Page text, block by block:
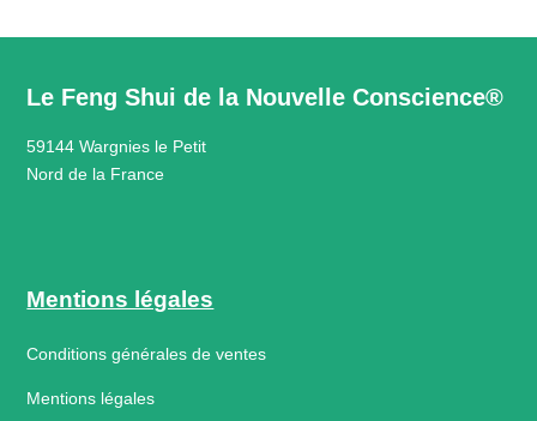
Le Feng Shui de la Nouvelle Conscience®
59144 Wargnies le Petit
Nord de la France
Mentions légales
Conditions générales de ventes
Mentions légales